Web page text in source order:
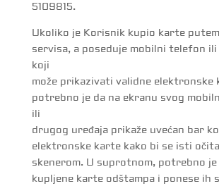
5109815.
Ukoliko je Korisnik kupio karte
servisa, a poseduje mobilni telefon
koji
može prikazivati validne elektronske
potrebno je da na ekranu svog
ili
drugog uređaja prikaže uvećan bar
elektronske karte kako bi se isti
skenerom. U suprotnom, potrebno je
kupljene karte odštampa i ponese ih